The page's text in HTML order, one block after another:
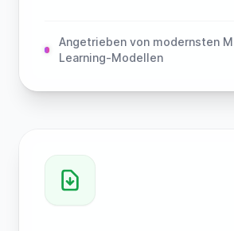
Angetrieben von modernsten
Learning-Modellen